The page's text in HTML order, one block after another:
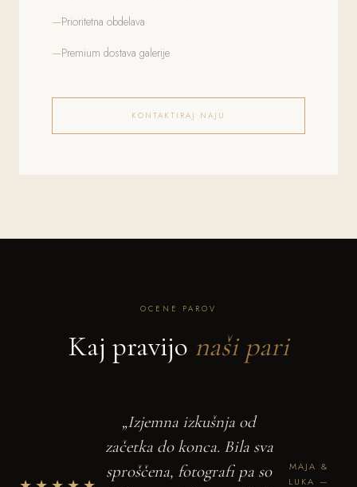
Prioritetna obdelava
Premium dostava galerije
KONTAKTIRAJ NAJU
OCENE PAROV
Kaj pravijo naši pari
„Izjemna izkušnja od
začetka do konca. Bila sva
sproščena, fotografi pa so
MAJA &
LUKA —